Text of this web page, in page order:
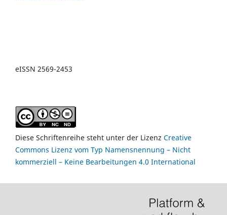
eISSN 2569-2453
Diese Schriftenreihe steht unter der Lizenz Creative
Commons Lizenz vom Typ Namensnennung – Nicht
kommerziell – Keine Bearbeitungen 4.0 International